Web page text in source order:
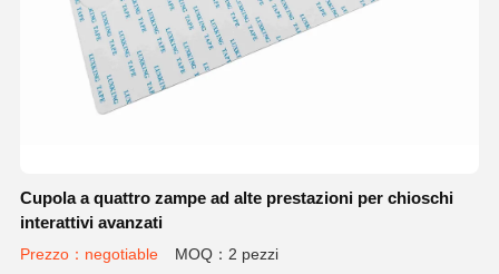
Cupola a quattro zampe ad alte prestazioni per chioschi
interattivi avanzati
Prezzo：negotiable MOQ：2 pezzi